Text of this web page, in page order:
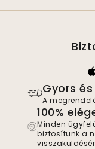
Gyors
A
100%
Minden
biztosítunk a